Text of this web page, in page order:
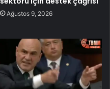
Ağustos 9, 2026